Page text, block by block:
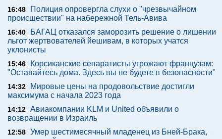
16:48
Полиция опровергла слухи о "чрезвычайном
происшествии" на набережной Тель-Авива
16:40
БАГАЦ отказался заморозить решение о лишении
льгот жертвователей йешивам, в которых учатся
уклонисты
15:46
Корсиканские сепаратисты угрожают французам:
"Оставайтесь дома. Здесь вы не будете в безопасности"
14:32
Мировые цены на продовольствие достигли
максимума с начала 2023 года
14:12 Авиакомпании KLM и United объявили о
возвращении в Израиль
12:58 Умер шестимесячный младенец из Бней-Брака,